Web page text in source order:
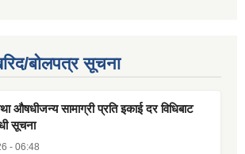
बोलपत्र सूचना
औषधीजन्य सामाग्री प्रति इकाई दर विधिबाट
सूचना
- 06:48